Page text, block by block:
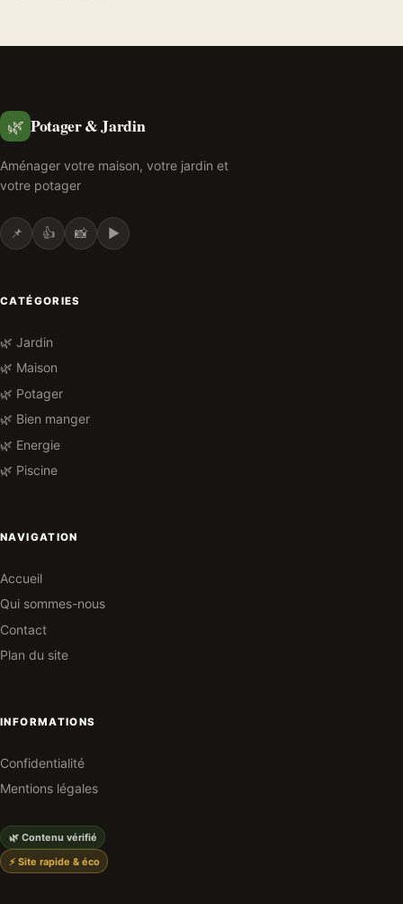
🌿 Potager & Jardin
Aménager votre maison, votre jardin et
votre potager
📌 👍 📸 ▶️
CATÉGORIES
🌿 Jardin
🌿 Maison
🌿 Potager
🌿 Bien manger
🌿 Energie
🌿 Piscine
NAVIGATION
Accueil
Qui sommes-nous
Contact
Plan du site
INFORMATIONS
Confidentialité
Mentions légales
🌿 Contenu vérifié
⚡ Site rapide & éco